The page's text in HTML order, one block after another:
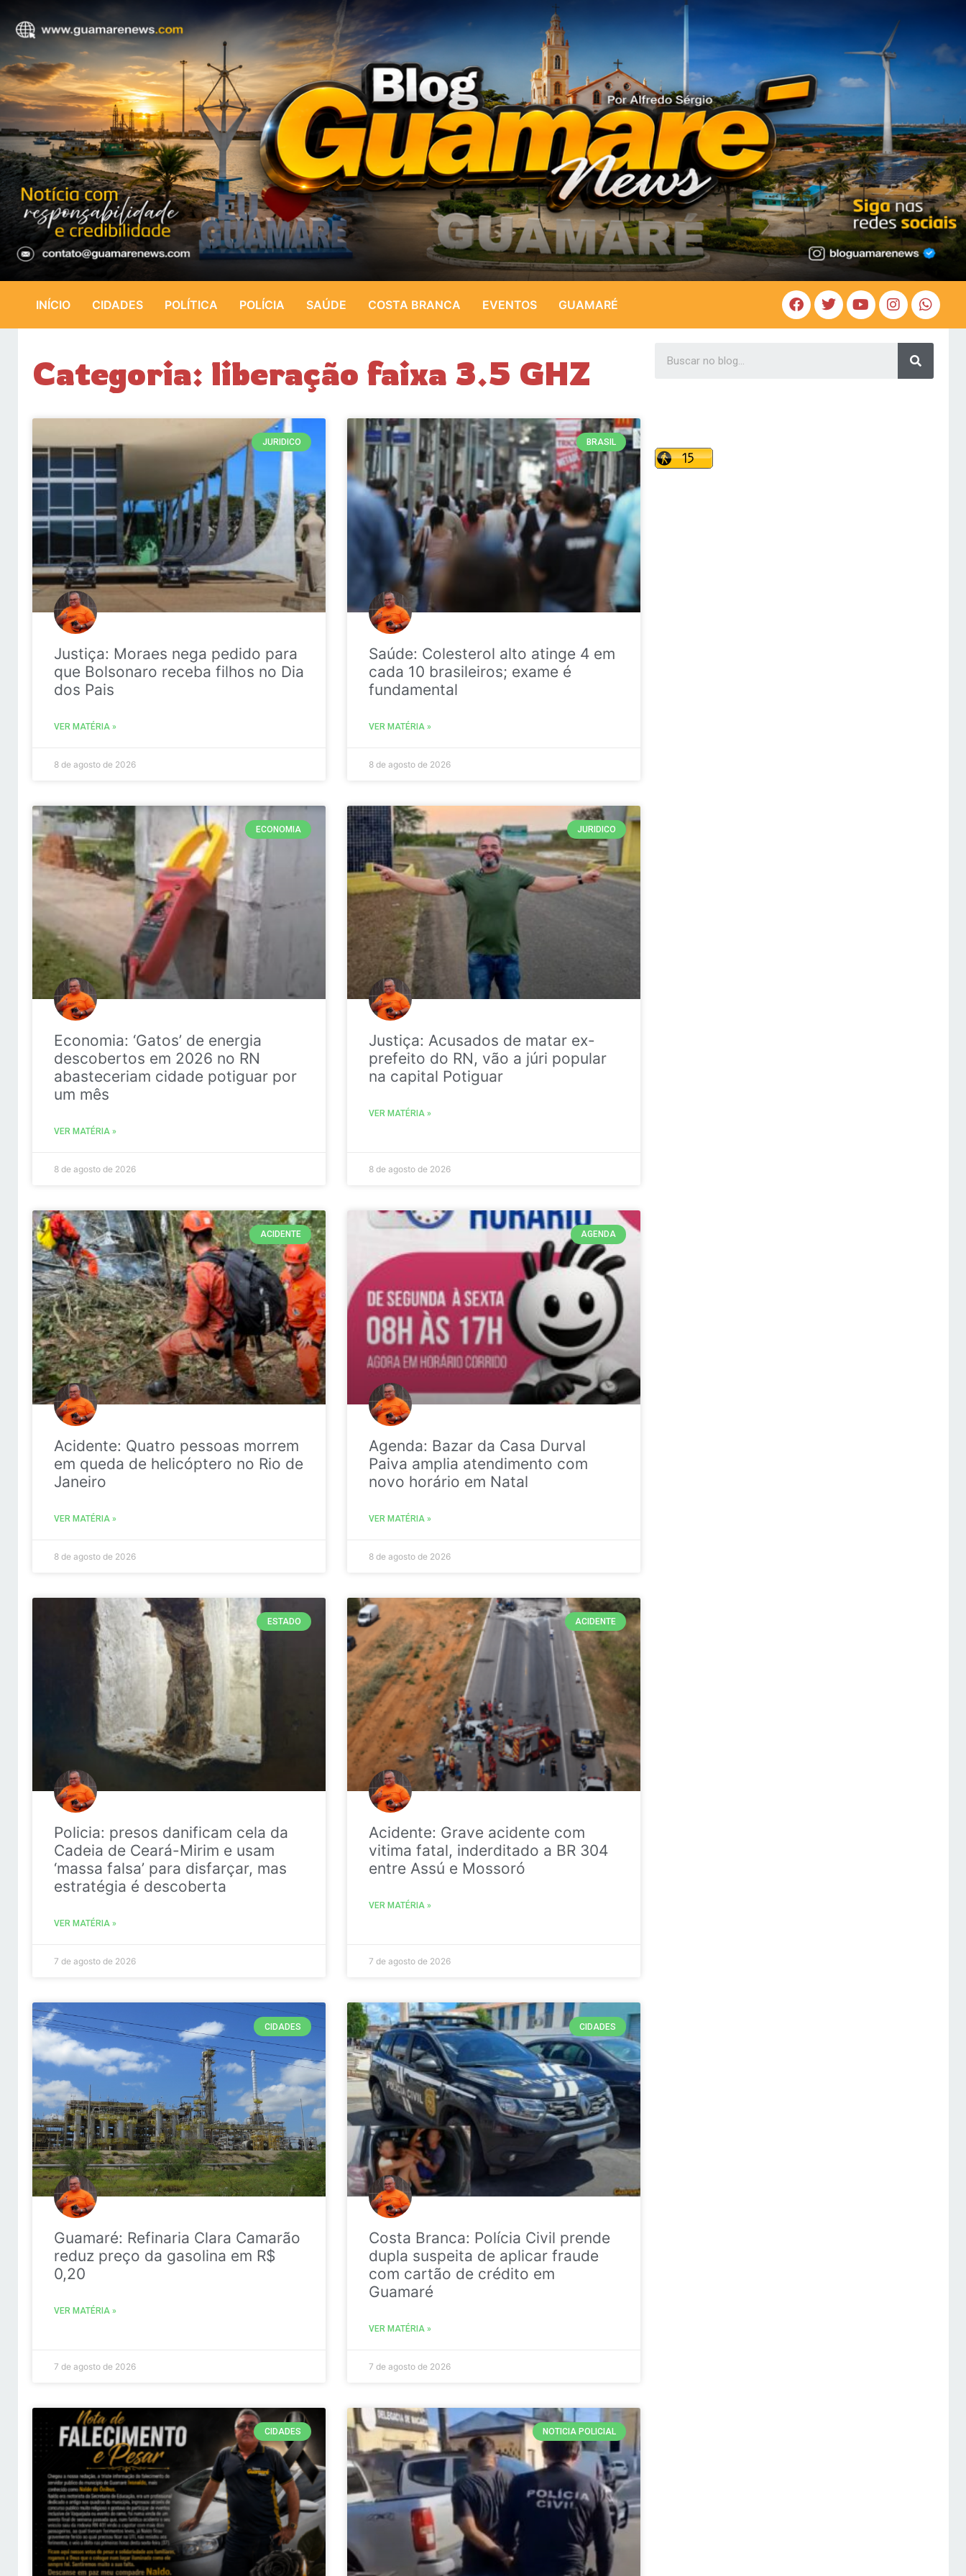
INÍCIO CIDADES POLÍTICA POLÍCIA SAÚDE COSTA BRANCA EVENTOS GUAMARÉ
Categoria: liberação faixa 3.5 GHZ
JURIDICO
Justiça: Moraes nega pedido para
que Bolsonaro receba filhos no Dia
dos Pais
VER MATÉRIA »
8 de agosto de 2026
BRASIL
Saúde: Colesterol alto atinge 4 em
cada 10 brasileiros; exame é
fundamental
VER MATÉRIA »
8 de agosto de 2026
ECONOMIA
Economia: ‘Gatos’ de energia
descobertos em 2026 no RN
abasteceriam cidade potiguar por
um mês
VER MATÉRIA »
8 de agosto de 2026
JURIDICO
Justiça: Acusados de matar ex-
prefeito do RN, vão a júri popular
na capital Potiguar
VER MATÉRIA »
8 de agosto de 2026
ACIDENTE
Acidente: Quatro pessoas morrem
em queda de helicóptero no Rio de
Janeiro
VER MATÉRIA »
8 de agosto de 2026
AGENDA
Agenda: Bazar da Casa Durval
Paiva amplia atendimento com
novo horário em Natal
VER MATÉRIA »
8 de agosto de 2026
ESTADO
Policia: presos danificam cela da
Cadeia de Ceará-Mirim e usam
‘massa falsa’ para disfarçar, mas
estratégia é descoberta
VER MATÉRIA »
7 de agosto de 2026
ACIDENTE
Acidente: Grave acidente com
vitima fatal, inderditado a BR 304
entre Assú e Mossoró
VER MATÉRIA »
7 de agosto de 2026
CIDADES
Guamaré: Refinaria Clara Camarão
reduz preço da gasolina em R$
0,20
VER MATÉRIA »
7 de agosto de 2026
CIDADES
Costa Branca: Polícia Civil prende
dupla suspeita de aplicar fraude
com cartão de crédito em
Guamaré
VER MATÉRIA »
7 de agosto de 2026
CIDADES NOTICIA POLICIAL